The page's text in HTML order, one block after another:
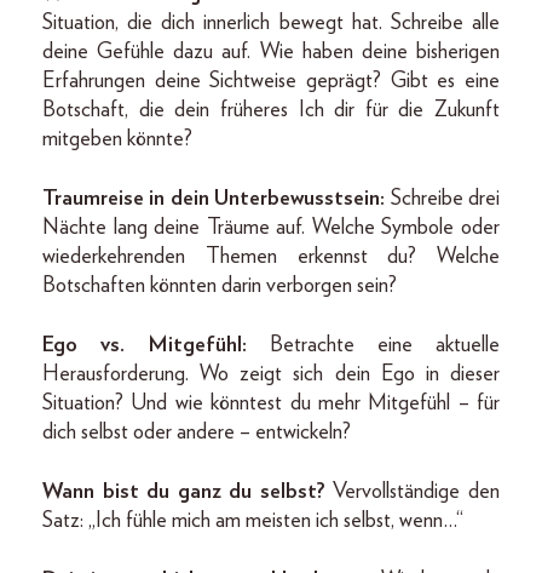
Situation, die dich innerlich bewegt hat. Schreibe alle
deine Gefühle dazu auf. Wie haben deine bisherigen
Erfahrungen deine Sichtweise geprägt? Gibt es eine
Botschaft, die dein früheres Ich dir für die Zukunft
mitgeben könnte?
Traumreise in dein Unterbewusstsein: Schreibe drei
Nächte lang deine Träume auf. Welche Symbole oder
wiederkehrenden Themen erkennst du? Welche
Botschaften könnten darin verborgen sein?
Ego vs. Mitgefühl: Betrachte eine aktuelle
Herausforderung. Wo zeigt sich dein Ego in dieser
Situation? Und wie könntest du mehr Mitgefühl – für
dich selbst oder andere – entwickeln?
Wann bist du ganz du selbst? Vervollständige den
Satz: „Ich fühle mich am meisten ich selbst, wenn…“